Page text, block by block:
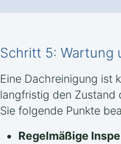
Schritt 5: Wartung
Eine Dachreinigung ist
langfristig den Zustand
Sie folgende Punkte
Regelmäßige